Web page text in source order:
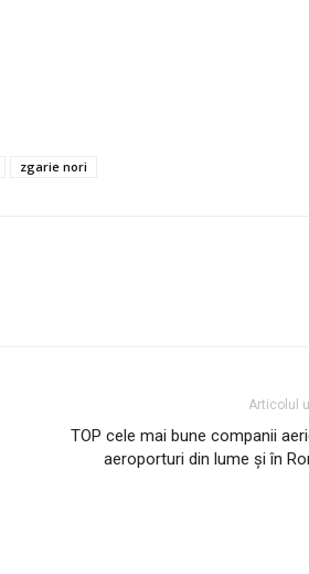
zgarie nori
Articolul
TOP cele mai bune companii
aeroporturi din lume și în